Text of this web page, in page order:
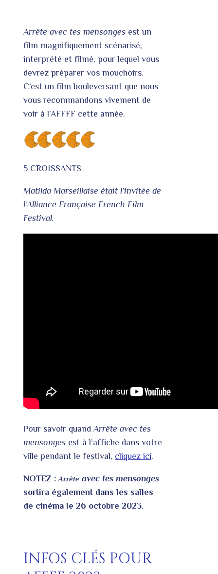
Arrête avec tes mensonges est un
film magnifiquement scénarisé,
interprété et filmé, pour lequel vous
devrez préparer vos mouchoirs.
C’est un film bouleversant que nous
vous recommandons vivement de
voir à l’AFFFF cette année.
5 CROISSANTS
Matilda Marseillaise était l’invitée de
l’Alliance Française French Film
Festival.
Pour savoir quandArrête avec tes
mensonges est à l’affiche dans votre
ville pendant le festival, cliquez ici.
NOTEZ :Arrête avec tes mensonges
sortira également dans les salles
de cinéma le 26 octobre 2023.
INFOS CLÉS POUR